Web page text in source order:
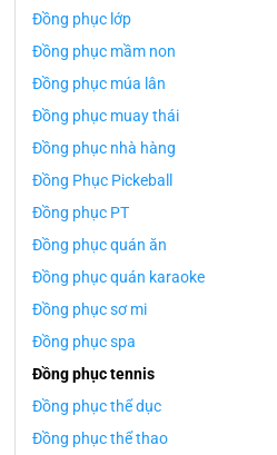
Đồng phục lớp
Đồng phục mầm non
Đồng phục múa lân
Đồng phục muay thái
Đồng phục nhà hàng
Đồng Phục Pickeball
Đồng phục PT
Đồng phục quán ăn
Đồng phục quán karaoke
Đồng phục sơ mi
Đồng phục spa
Đồng phục tennis
Đồng phục thể dục
Đồng phục thể thao